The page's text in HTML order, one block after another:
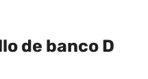
de banco D